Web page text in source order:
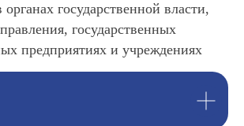
государственной власти,
государственных
предприятиях и учреждениях